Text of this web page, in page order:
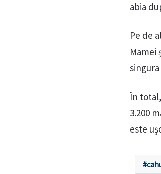
abia
Pe de
Mamei
În
3.200
este